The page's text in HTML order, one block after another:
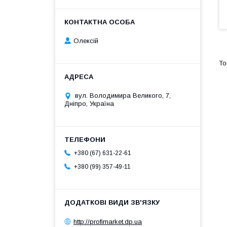
Олексій
вул. Володимира Великого, 7,
Дніпро, Україна
+380 (67) 631-22-61
+380 (99) 357-49-11
http://profimarket.dp.ua